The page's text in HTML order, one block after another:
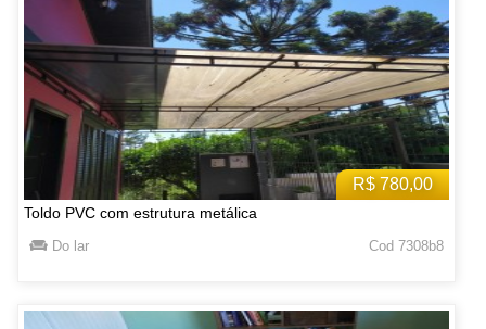
R$ 780,00
Toldo PVC com estrutura metálica
Do lar Cod 7308b8